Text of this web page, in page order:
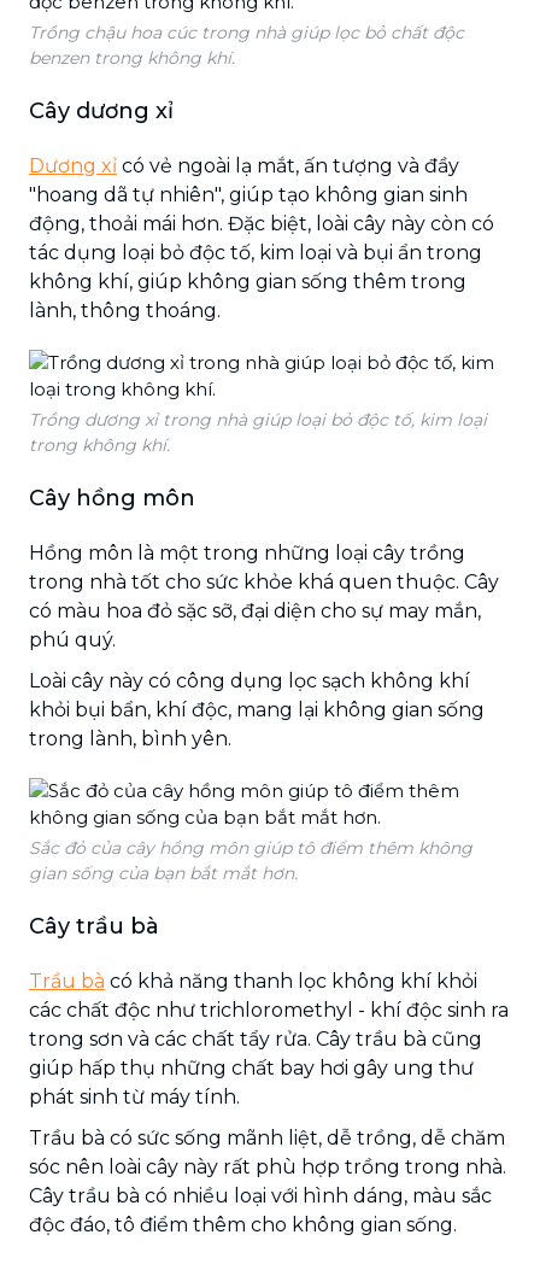
Trồng chậu hoa cúc trong nhà giúp lọc bỏ chất độc
benzen trong không khí.
Cây dương xỉ
Dương xỉ có vẻ ngoài lạ mắt, ấn tượng và đầy
"hoang dã tự nhiên", giúp tạo không gian sinh
động, thoải mái hơn. Đặc biệt, loài cây này còn có
tác dụng loại bỏ độc tố, kim loại và bụi ẩn trong
không khí, giúp không gian sống thêm trong
lành, thông thoáng.
Trồng dương xỉ trong nhà giúp loại bỏ độc tố, kim loại
trong không khí.
Cây hồng môn
Hồng môn là một trong những loại cây trồng
trong nhà tốt cho sức khỏe khá quen thuộc. Cây
có màu hoa đỏ sặc sỡ, đại diện cho sự may mắn,
phú quý.
Loài cây này có công dụng lọc sạch không khí
khỏi bụi bẩn, khí độc, mang lại không gian sống
trong lành, bình yên.
Sắc đỏ của cây hồng môn giúp tô điểm thêm không
gian sống của bạn bắt mắt hơn.
Cây trầu bà
Trầu bà có khả năng thanh lọc không khí khỏi
các chất độc như trichloromethyl - khí độc sinh ra
trong sơn và các chất tẩy rửa. Cây trầu bà cũng
giúp hấp thụ những chất bay hơi gây ung thư
phát sinh từ máy tính.
Trầu bà có sức sống mãnh liệt, dễ trồng, dễ chăm
sóc nên loài cây này rất phù hợp trồng trong nhà.
Cây trầu bà có nhiều loại với hình dáng, màu sắc
độc đáo, tô điểm thêm cho không gian sống.